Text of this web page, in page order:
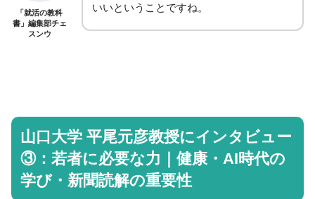
「就活の教科
書」編集部チェ
スンウ
いいということですね。
山口大学 平尾元彦教授にインタビュー
③：若者に必要な力｜健康・AI時代の
学び・新聞読解の重要性